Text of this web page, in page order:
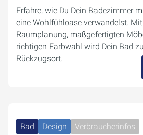
Erfahre, wie Du Dein Badezimmer
eine Wohlfühloase verwandelst.
Raumplanung, maßgefertigten
richtigen Farbwahl wird Dein Bad
Rückzugsort.
Bad Design Verbraucherinfos